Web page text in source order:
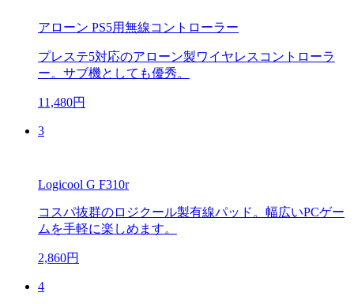
アローン PS5用無線コントローラー
プレステ5対応のアローン製ワイヤレスコントローラ
ー。サブ機としても優秀。
11,480円
3
Logicool G F310r
コスパ抜群のロジクール製有線パッド。幅広いPCゲー
ムを手軽に楽しめます。
2,860円
4